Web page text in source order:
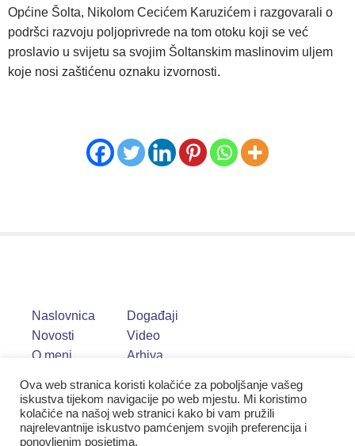
Općine Šolta, Nikolom Cecićem Karuzićem i razgovarali o
podršci razvoju poljoprivrede na tom otoku koji se već
proslavio u svijetu sa svojim Šoltanskim maslinovim uljem
koje nosi zaštićenu oznaku izvornosti.
Naslovnica
Novosti
O meni
Događaji
Video
Arhiva
Ova web stranica koristi kolačiće za poboljšanje vašeg
iskustva tijekom navigacije po web mjestu. Mi koristimo
kolačiće na našoj web stranici kako bi vam pružili
najrelevantnije iskustvo pamćenjem svojih preferencija i
ponovljenim posjetima.